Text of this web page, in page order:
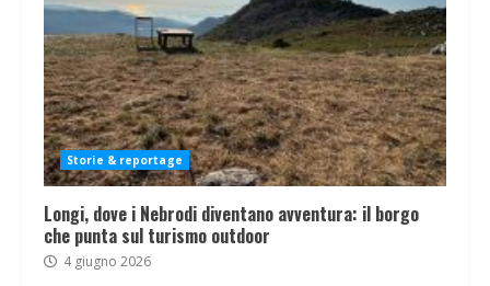
Storie & reportage
Longi, dove i Nebrodi diventano avventura: il borgo
che punta sul turismo outdoor
4 giugno 2026